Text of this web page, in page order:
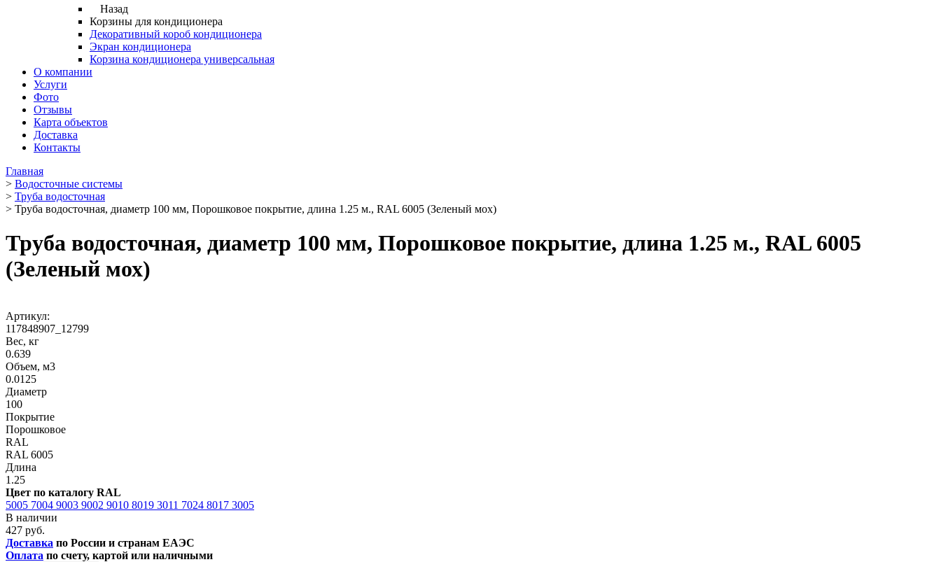
Назад
Корзины для кондиционера
Декоративный короб кондиционера
Экран кондиционера
Корзина кондиционера универсальная
О компании
Услуги
Фото
Отзывы
Карта объектов
Доставка
Контакты
Главная
> Водосточные системы
> Труба водосточная
> Труба водосточная, диаметр 100 мм, Порошковое покрытие, длина 1.25 м., RAL 6005 (Зеленый мох)
Труба водосточная, диаметр 100 мм, Порошковое покрытие, длина 1.25 м., RAL 6005
(Зеленый мох)
Артикул:
117848907_12799
Вес, кг
0.639
Объем, м3
0.0125
Диаметр
100
Покрытие
Порошковое
RAL
RAL 6005
Длина
1.25
Цвет по каталогу RAL
5005 7004 9003 9002 9010 8019 3011 7024 8017 3005
В наличии
427 руб.
Доставка по России и странам ЕАЭС
Оплата по счету, картой или наличными